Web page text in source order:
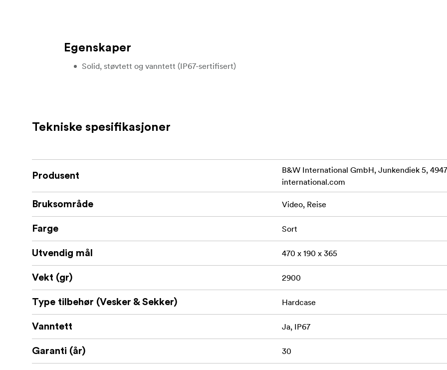
Egenskaper
Solid, støvtett og vanntett (IP67-sertifisert)
Tåler temperaturer fra -30° opp til + 80°C
Skulderrem, lomme for lokket, nettingveske og panelramme finnes som tilbehør
Tekniske spesifikasjoner
Produsent
B&W International GmbH, Junkendiek 5,
international.com
Bruksområde Video, Reise
Farge Sort
Utvendig mål 470 x 190 x 365
Vekt (gr) 2900
Type tilbehør (Vesker & Sekker) Hardcase
Vanntett Ja, IP67
Garanti (år) 30